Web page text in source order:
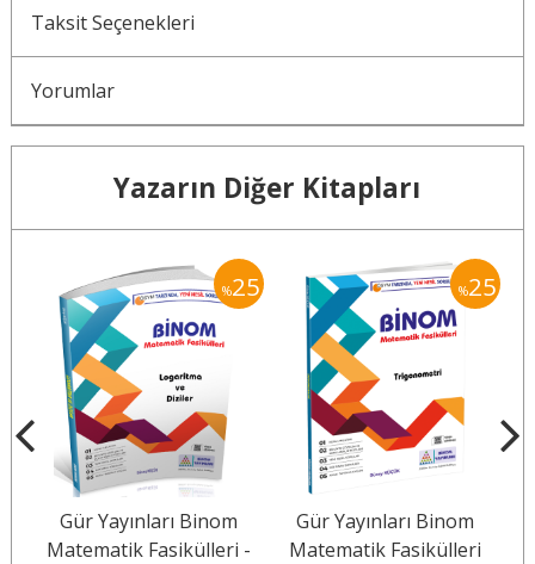
Taksit Seçenekleri
Yorumlar
Yazarın Diğer Kitapları
%25
Gür Yayınları Binom
Matematik Fasikülleri -
%25
Gür Yayınları Binom
Matematik Fasikülleri